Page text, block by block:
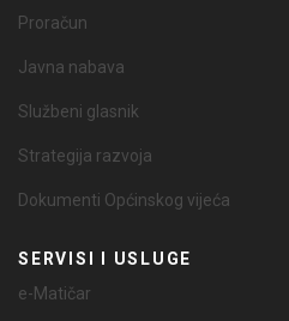
Proračun
Javna nabava
Službeni glasnik
Strategija razvoja
Dokumenti Općinskog vijeća
SERVISI I USLUGE
e-Matičar